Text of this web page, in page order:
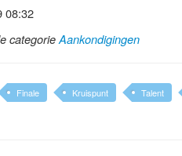
08:32
categorieAankondigingen
Finale Kruispunt Talent